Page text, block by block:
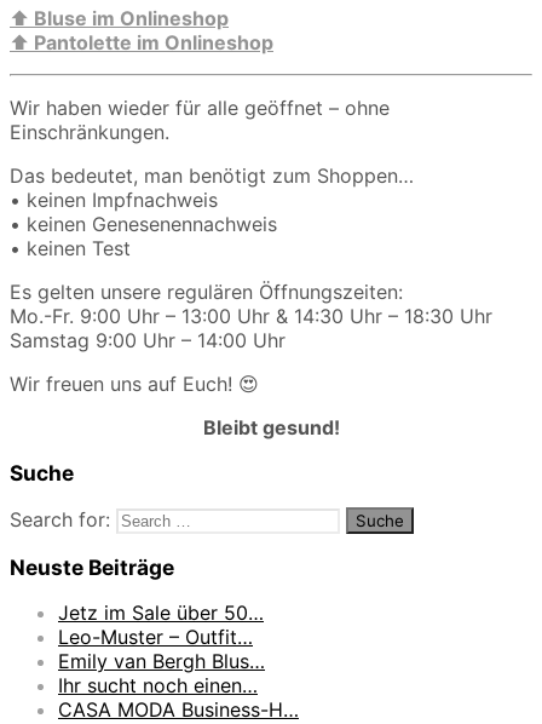
⬆️ Bluse im Onlineshop
⬆️ Pantolette im Onlineshop
Wir haben wieder für alle geöffnet – ohne
Einschränkungen.
Das bedeutet, man benötigt zum Shoppen…
• keinen Impfnachweis
• keinen Genesenennachweis
• keinen Test
Es gelten unsere regulären Öffnungszeiten:
Mo.-Fr. 9:00 Uhr – 13:00 Uhr & 14:30 Uhr – 18:30 Uhr
Samstag 9:00 Uhr – 14:00 Uhr
Wir freuen uns auf Euch! 😍
Bleibt gesund!
Suche
Search for:
Neuste Beiträge
Jetz im Sale über 50…
Leo-Muster – Outfit…
Emily van Bergh Blus…
Ihr sucht noch einen…
CASA MODA Business-H…